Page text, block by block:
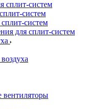
сплит-систем
систем
систем
для сплит-систем